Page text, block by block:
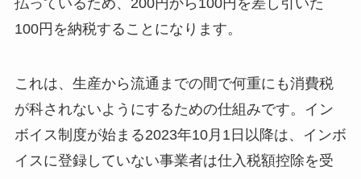
払っているため、200円から100円を差し引いた
100円を納税することになります。
これは、生産から流通までの間で何重にも消費税
が科されないようにするための仕組みです。イン
ボイス制度が始まる2023年10月1日以降は、インボ
イスに登録していない事業者は仕入税額控除を受